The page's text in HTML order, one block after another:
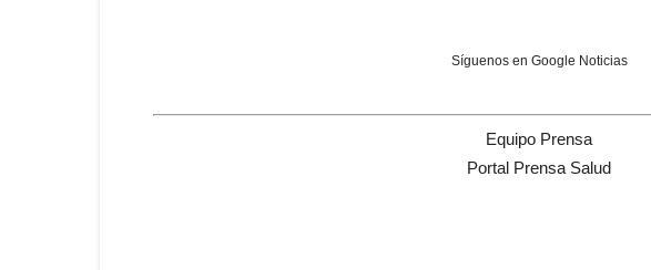
Síguenos en Google Noticias
Equipo Prensa
Portal Prensa Salud